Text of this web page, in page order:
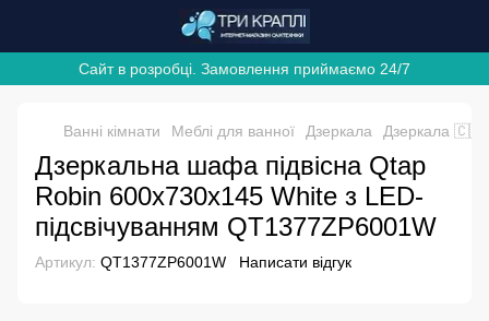
Сайт в розробці. Замовлення приймаємо 24/7
Ванні кімнати Меблі для ванної Дзеркала Дзеркала
Дзеркальна шафа підвісна Qtap
Robin 600х730х145 White з LED-
підсвічуванням QT1377ZP6001W
Артикул: QT1377ZP6001W Написати відгук